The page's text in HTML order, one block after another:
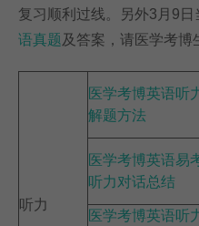
复习顺利过线。另外3月9
语真题 及答案，请医学考博
听力
医学考博英语听
解题方法
医学考博英语易
听力对话总结
医学考博英语听